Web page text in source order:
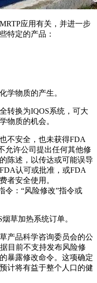
应用有关，并进一步
特定的产品：
学物质的产生。
转换为IQOS系统，可大
物质的机会。
不安全，也未获得FDA
允许公司提出任何其他修
陈述，以传达或可能误导
认可或批准，或FDA
者安全使用。
令：“风险修改”指令或
草加热系统订单。
产品科学咨询委员会的公
目前不支持发布风险修
暴露修改命令。这项确定
计将有益于整个人口的健